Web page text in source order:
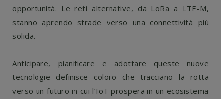
opportunità. Le reti alternative, da LoRa a LTE-M,
stanno aprendo strade verso una connettività più
solida.
Anticipare, pianificare e adottare queste nuove
tecnologie definisce coloro che tracciano la rotta
verso un futuro in cui l’IoT prospera in un ecosistema